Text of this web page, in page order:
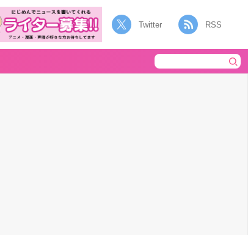
Twitter RSS